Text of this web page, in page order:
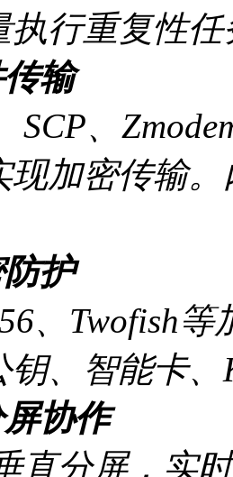
执行重复性
输
SCP、
现加密传输
护
、Twofish
钥、智能卡
协作
直分屏，实